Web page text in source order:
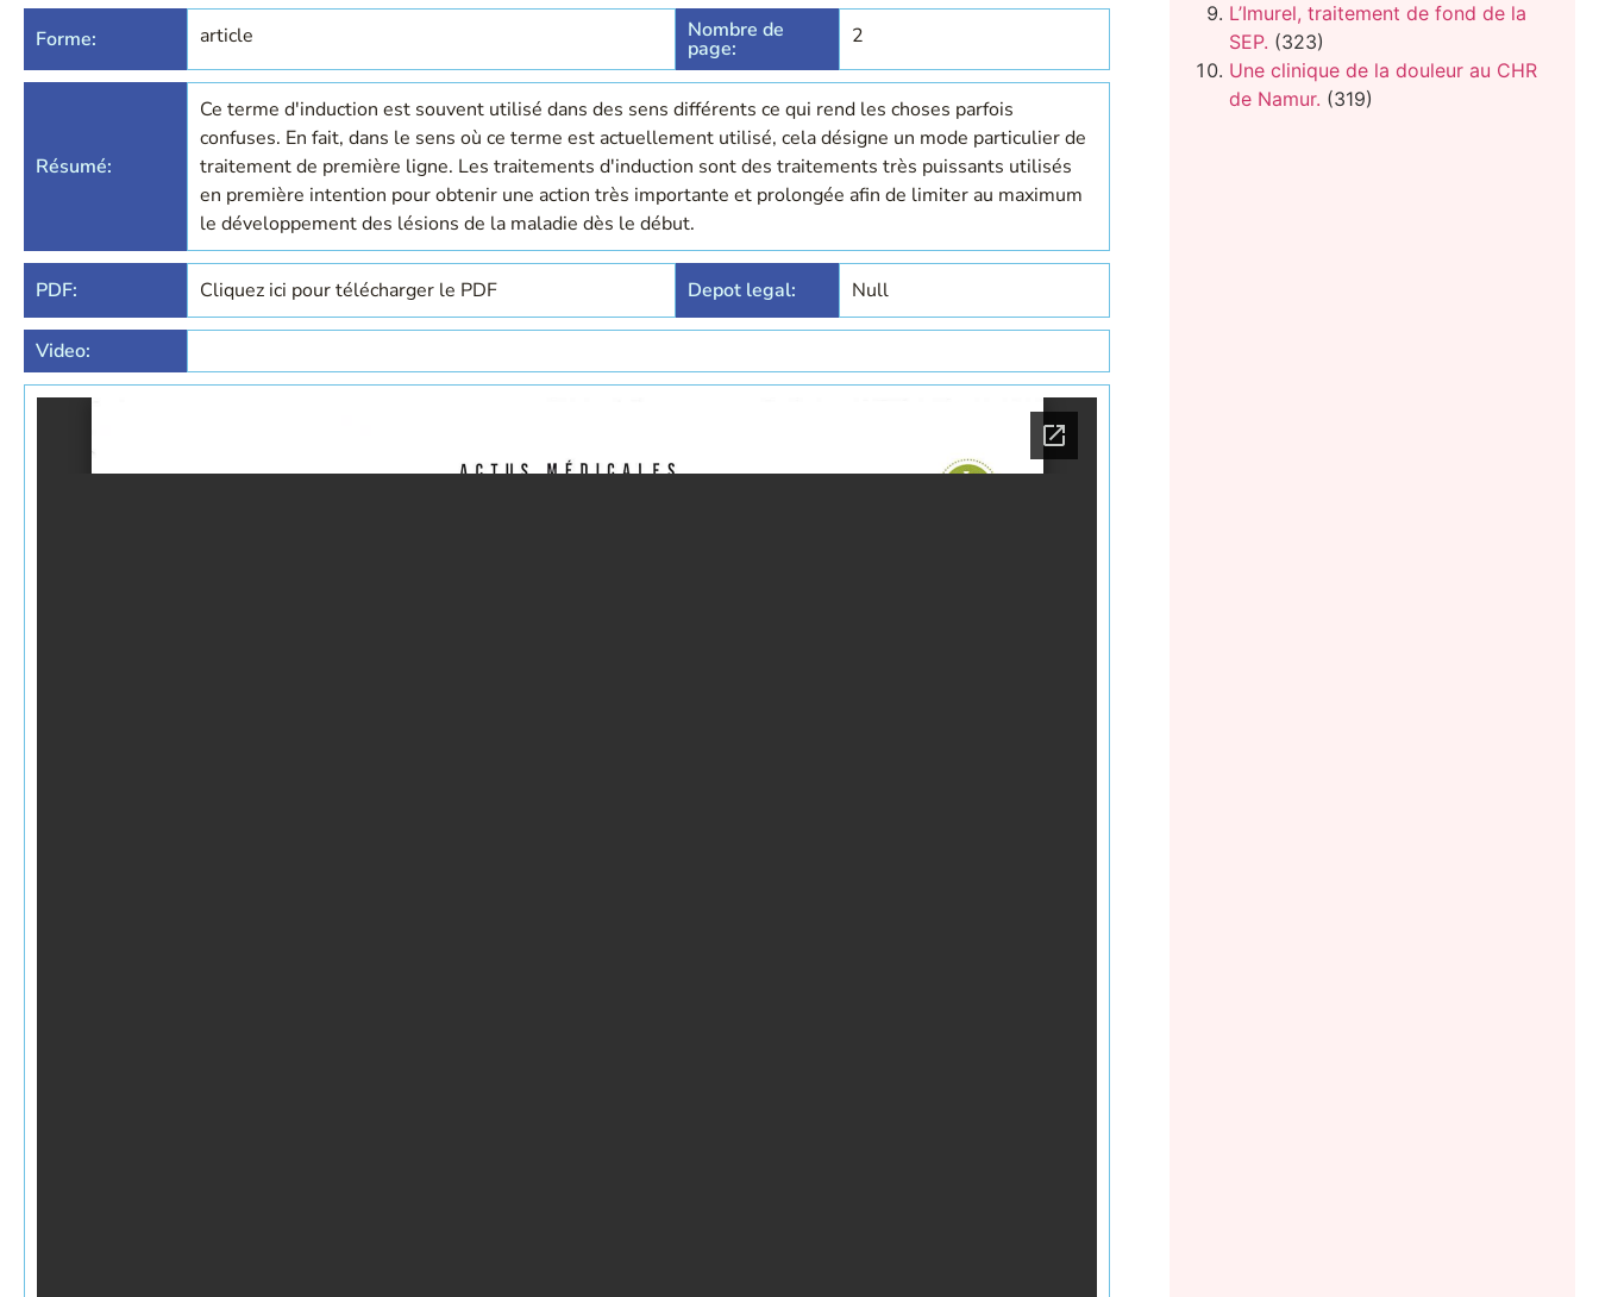
Forme: article Nombre de
page: 2
Résumé:
Ce terme d'induction est souvent utilisé dans des sens différents ce qui rend les choses parfois
confuses. En fait, dans le sens où ce terme est actuellement utilisé, cela désigne un mode particulier de
traitement de première ligne. Les traitements d'induction sont des traitements très puissants utilisés
en première intention pour obtenir une action très importante et prolongée afin de limiter au maximum
le développement des lésions de la maladie dès le début.
PDF: Cliquez ici pour télécharger le PDF Depot legal: Null
Video:
L’Imurel, traitement de fond de la
SEP. (323)
Une clinique de la douleur au CHR
de Namur. (319)